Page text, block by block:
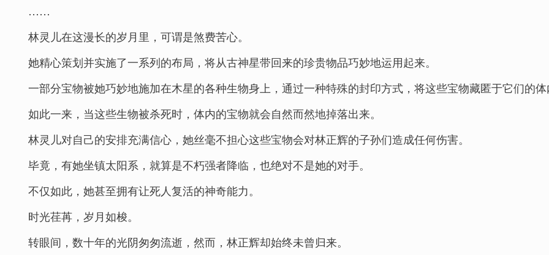
……
林灵儿在这漫长的岁月里，可谓是煞费苦心。
她精心策划并实施了一系列的布局，将从古神星带回来的珍贵物品巧妙地运用起来。
一部分宝物被她巧妙地施加在木星的各种生物身上，通过一种特殊的封印方式，将这些宝物藏匿于它们的
如此一来，当这些生物被杀死时，体内的宝物就会自然而然地掉落出来。
林灵儿对自己的安排充满信心，她丝毫不担心这些宝物会对林正辉的子孙们造成任何伤害。
毕竟，有她坐镇太阳系，就算是不朽强者降临，也绝对不是她的对手。
不仅如此，她甚至拥有让死人复活的神奇能力。
时光荏苒，岁月如梭。
转眼间，数十年的光阴匆匆流逝，然而，林正辉却始终未曾归来。